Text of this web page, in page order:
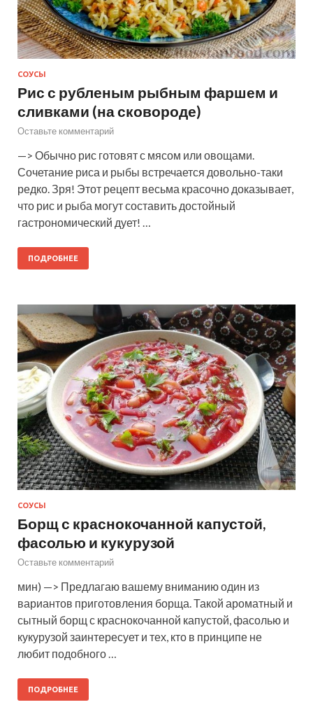
СОУСЫ
Рис с рубленым рыбным фаршем и
сливками (на сковороде)
Оставьте комментарий
—> Обычно рис готовят с мясом или овощами.
Сочетание риса и рыбы встречается довольно-таки
редко. Зря! Этот рецепт весьма красочно доказывает,
что рис и рыба могут составить достойный
гастрономический дует! …
ПОДРОБНЕЕ
СОУСЫ
Борщ с краснокочанной капустой,
фасолью и кукурузой
Оставьте комментарий
мин) —> Предлагаю вашему вниманию один из
вариантов приготовления борща. Такой ароматный и
сытный борщ с краснокочанной капустой, фасолью и
кукурузой заинтересует и тех, кто в принципе не
любит подобного …
ПОДРОБНЕЕ